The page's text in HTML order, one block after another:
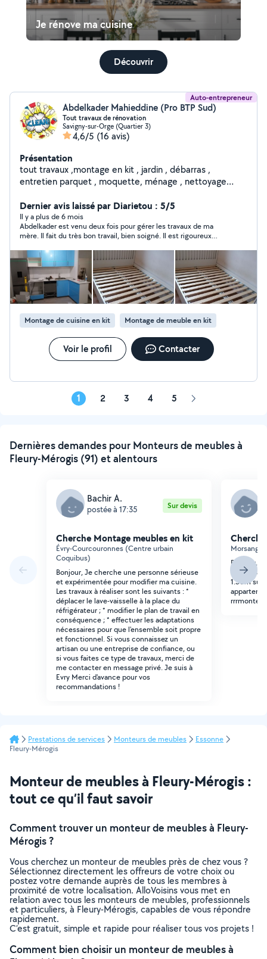
Je rénove ma cuisine
Découvrir
Auto-entrepreneur
Abdelkader Mahieddine (Pro BTP Sud)
Tout travaux de rénovation
Savigny-sur-Orge (Quartier 3)
4,6/5 (16 avis)
Présentation
tout travaux ,montage en kit , jardin , débarras ,
entretien parquet , moquette, ménage , nettoyage
Dernier avis laissé par Diarietou : 5/5
Il y a plus de 6 mois
Abdelkader est venu deux fois pour gérer les travaux de ma
mère. Il fait du très bon travail, bien soigné. Il est rigoureux
miroir , un meuble lavabo et refait l’électricité. Ma mère est
très satisfaite. Je n’hésiterai pas à rappeler Abdelkader pour
tout travaux
Montage de cuisine en kit Montage de meuble en kit
Voir le profil Contacter
1 2 3 4 5 Page
Dernières demandes pour Monteurs de meubles à
Fleury-Mérogis (91) et alentours
Bachir A.
postée à 17:35 Sur devis
Cherche Montage meubles en kit
Évry-Courcouronnes (Centre urbain
Coquibus)
Bonjour, Je cherche une personne sérieuse
et expérimentée pour modifier ma cuisine.
Les travaux à réaliser sont les suivants : *
déplacer le lave-vaisselle à la place du
réfrigérateur ; * modifier le plan de travail en
conséquence ; * effectuer les adaptations
nécessaires pour que l'ensemble soit propre
et fonctionnel. Si vous connaissez un
artisan ou une entreprise de confiance, ou
si vous faites ce type de travaux, merci de
me contacter en message privé. Je suis à
Evry Merci d'avance pour vos
recommandations !
Morsang-
Bonjour,
buffet bas
1.50m sur
rrrmonter
Prestations de services Monteurs de meubles
Essonne
Fleury-Mérogis
Monteur de meubles à Fleury-Mérogis :
tout ce qu’il faut savoir
Comment trouver un monteur de meubles à Fleury-
Mérogis ?
Vous cherchez un monteur de meubles près de chez vous ?
Sélectionnez directement les offreurs de votre choix ou
postez votre demande auprès de tous les membres à
proximité de votre localisation. AlloVoisins vous met en
relation avec tous les monteurs de meubles, professionnels
et particuliers, à Fleury-Mérogis, capables de vous répondre
rapidement.
C’est gratuit, simple et rapide pour réaliser tous vos projets !
Comment bien choisir un monteur de meubles à